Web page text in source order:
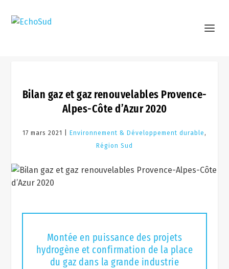
Bilan gaz et gaz renouvelables Provence-
Alpes-Côte d’Azur 2020
17 mars 2021 | Environnement & Développement durable ,
Région Sud
Montée en puissance des projets
hydrogène et confirmation de la place
du gaz dans la grande industrie